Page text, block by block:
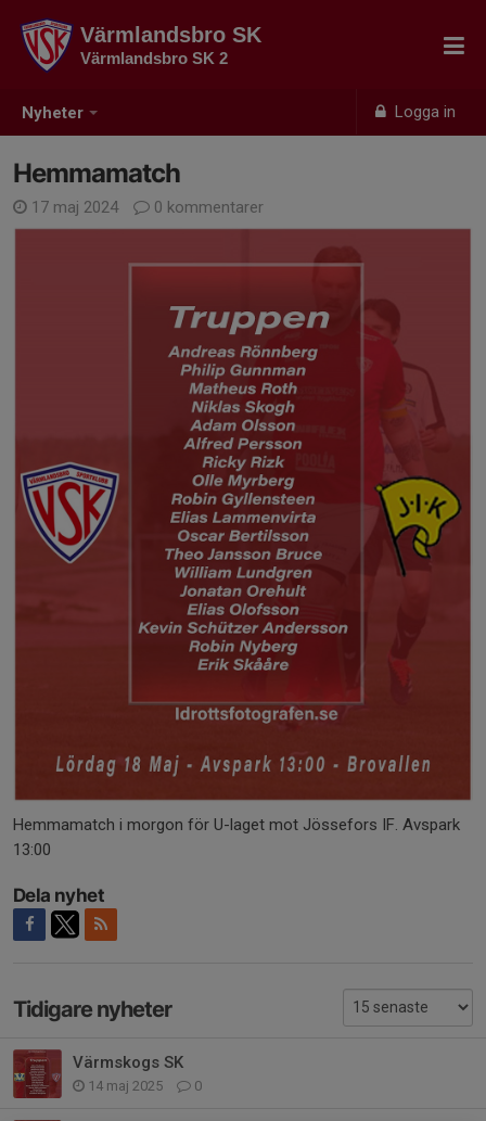
Nyheter Logga in
Värmlandsbro SK
Värmlandsbro SK 2
Hemmamatch
17 maj 2024 0 kommentarer
Hemmamatch i morgon för U-laget mot Jössefors IF. Avspark
13:00
Dela nyhet
Tidigare nyheter
Värmskogs SK
14 maj 2025 0